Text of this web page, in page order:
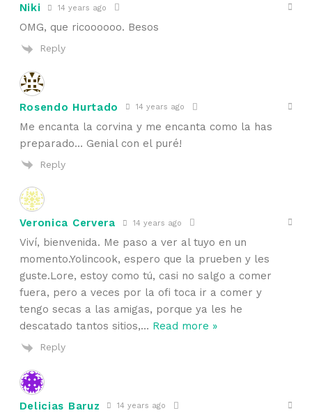
Niki 14 years ago
OMG, que ricoooooo. Besos
Reply
Rosendo Hurtado 14 years ago
Me encanta la corvina y me encanta como la has
preparado… Genial con el puré!
Reply
Veronica Cervera 14 years ago
Viví, bienvenida. Me paso a ver al tuyo en un
momento.Yolincook, espero que la prueben y les
guste.Lore, estoy como tú, casi no salgo a comer
fuera, pero a veces por la ofi toca ir a comer y
tengo secas a las amigas, porque ya les he
descatado tantos sitios,… Read more »
Reply
Delicias Baruz 14 years ago